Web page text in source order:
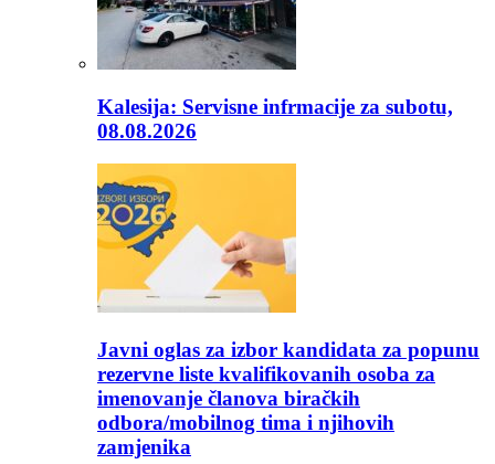
Kalesija: Servisne infrmacije za subotu,
08.08.2026
Javni oglas za izbor kandidata za popunu
rezervne liste kvalifikovanih osoba za
imenovanje članova biračkih
odbora/mobilnog tima i njihovih
zamjenika